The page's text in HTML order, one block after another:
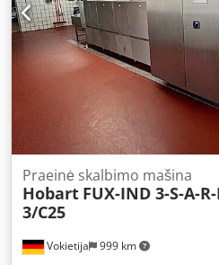
Vokietija 999 km
Praeinė skalbimo mašina
Hobart FUX-IND 3-S-A-
3/C25